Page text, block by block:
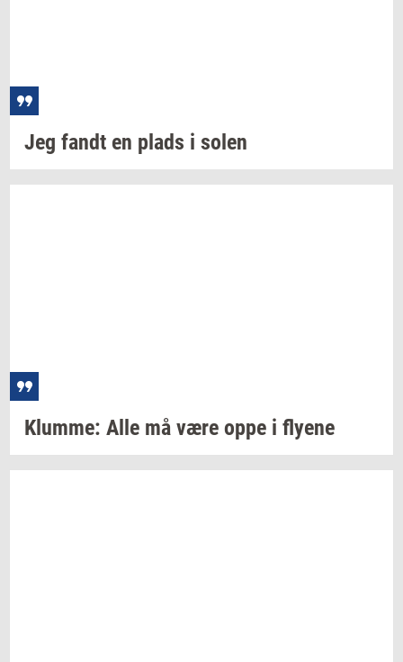
Jeg fandt en plads i solen
Klum­me: Alle må være oppe i fly­e­ne